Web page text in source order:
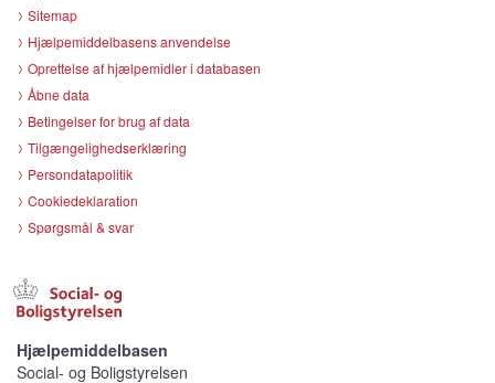
Sitemap
Hjælpemiddelbasens anvendelse
Oprettelse af hjælpemidler i databasen
Åbne data
Betingelser for brug af data
Tilgængelighedserklæring
Persondatapolitik
Cookiedeklaration
Spørgsmål & svar
Hjælpemiddelbasen
Social- og Boligstyrelsen